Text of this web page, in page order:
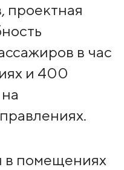
проектная
в час
и 400
в помещениях